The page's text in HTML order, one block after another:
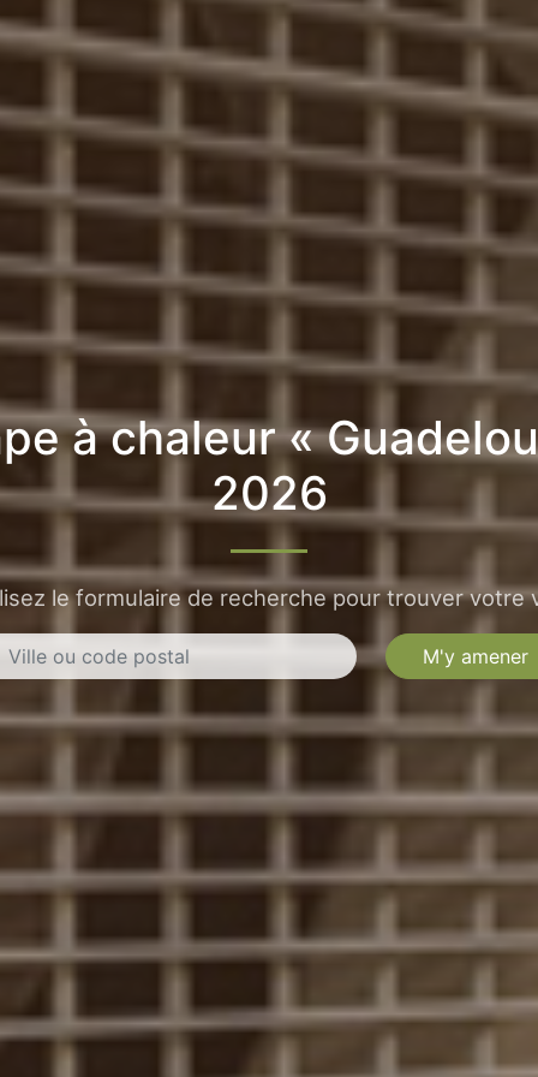
à chaleur «
2026
le formulaire de recherche pour trouver votre
M'y amener